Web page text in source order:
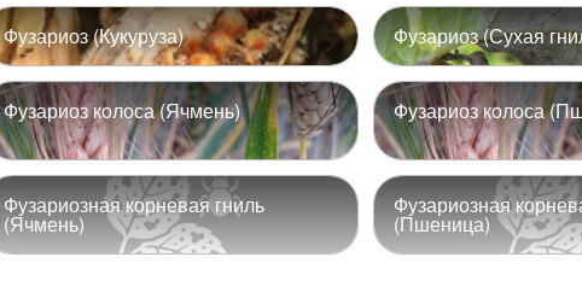
Фузариоз (Кукуруза) Фузариоз (Сухая
Фузариоз колоса (Ячмень) Фузариоз колоса
Фузариозная корневая гниль
(Ячмень)
Фузариозная
(Пшеница)